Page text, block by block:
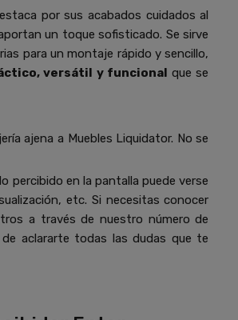
por sus acabados cuidados al
un toque sofisticado. Se sirve
para un montaje rápido y sencillo,
versátil y funcional que se
ajena a Muebles Liquidator. No se
percibido en la pantalla puede verse
etc. Si necesitas conocer
a través de nuestro número de
aclararte todas las dudas que te